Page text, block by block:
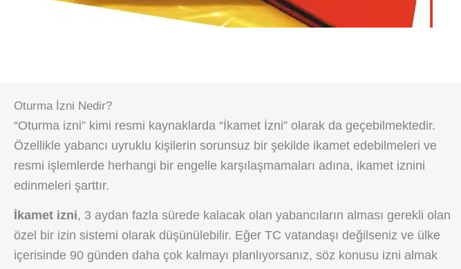
Oturma İzni Nedir?
“Oturma izni” kimi resmi kaynaklarda “İkamet İzni” olarak da geçebilmektedir.
Özellikle yabancı uyruklu kişilerin sorunsuz bir şekilde ikamet edebilmeleri ve
resmi işlemlerde herhangi bir engelle karşılaşmamaları adına, ikamet iznini
edinmeleri şarttır.
İkamet izni, 3 aydan fazla sürede kalacak olan yabancıların alması gerekli olan
özel bir izin sistemi olarak düşünülebilir. Eğer TC vatandaşı değilseniz ve ülke
içerisinde 90 günden daha çok kalmayı planlıyorsanız, söz konusu izni almak